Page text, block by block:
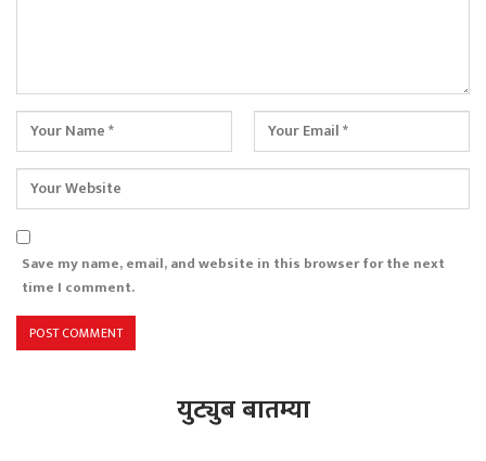
Save my name, email, and website in this browser for the next
time I comment.
युट्युब बातम्या